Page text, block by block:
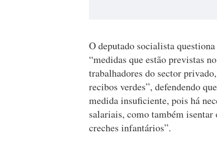
O deputado socialista
“medidas que estão previstas
trabalhadores do sector
recibos verdes”, defendendo
medida insuficiente, pois há
salariais, como também isentar
creches infantários”.